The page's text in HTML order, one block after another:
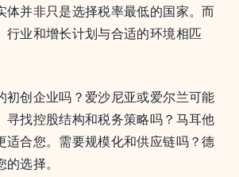
体并非只是选择税率最低的国家。而
行业和增长计划与合适的环境相匹
初创企业吗？爱沙尼亚或爱尔兰可能
寻找控股结构和税务策略吗？马耳他
适合您。需要规模化和供应链吗？德
选择。